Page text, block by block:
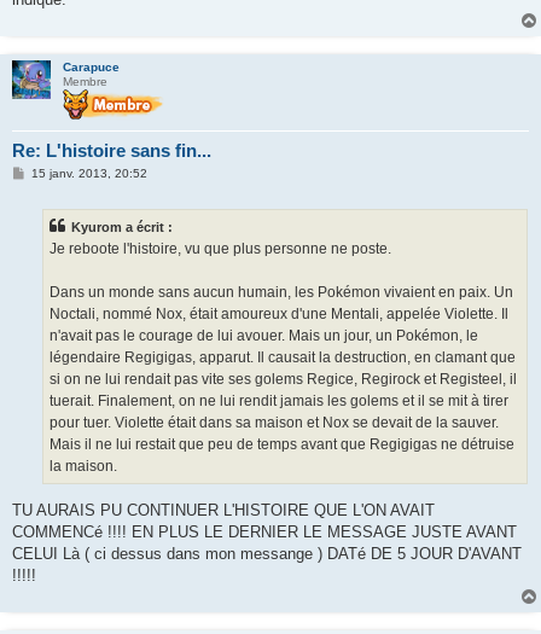
Carapuce
Membre
Re: L'histoire sans fin...
M15 janv. 2013, 20:52
Kyurom a écrit :
Je reboote l'histoire, vu que plus personne ne poste.
Dans un monde sans aucun humain, les Pokémon vivaient en paix. Un
Noctali, nommé Nox, était amoureux d'une Mentali, appelée Violette. Il
n'avait pas le courage de lui avouer. Mais un jour, un Pokémon, le
légendaire Regigigas, apparut. Il causait la destruction, en clamant que
si on ne lui rendait pas vite ses golems Regice, Regirock et Registeel, il
tuerait. Finalement, on ne lui rendit jamais les golems et il se mit à tirer
pour tuer. Violette était dans sa maison et Nox se devait de la sauver.
Mais il ne lui restait que peu de temps avant que Regigigas ne détruise
la maison.
TU AURAIS PU CONTINUER L'HISTOIRE QUE L'ON AVAIT
COMMENCé !!!! EN PLUS LE DERNIER LE MESSAGE JUSTE AVANT
CELUI Là ( ci dessus dans mon messange ) DATé DE 5 JOUR D'AVANT
!!!!!